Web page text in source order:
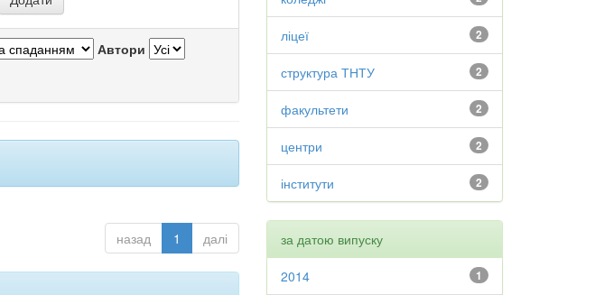
Автори
назад 1 далі
2
ліцеї
2
структура ТНТУ
2
факультети
2
центри
2
інститути
за датою випуску
1
2014